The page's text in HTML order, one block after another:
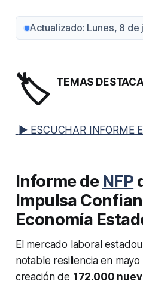
Actualizado: Lunes, 8
🏷️ TEMAS
▶ ESCUCHAR INFORME
Informe de NFP
Impulsa
Economía
El mercado laboral
notable resiliencia en
creación de 172.000